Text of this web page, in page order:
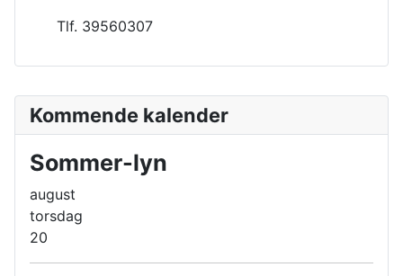
Kommende kalender
Sommer-lyn
august
torsdag
20
Tlf. 39560307